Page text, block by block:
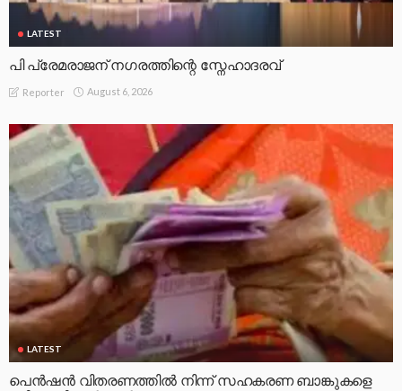
LATEST
പി പ്രേമരാജന് നഗരത്തിന്റെ സ്നേഹാദരവ്
Reporter August 6, 2026
LATEST
പെൻഷൻ വിതരണത്തിൽ നിന്ന് സഹകരണ ബാങ്കുകളെ